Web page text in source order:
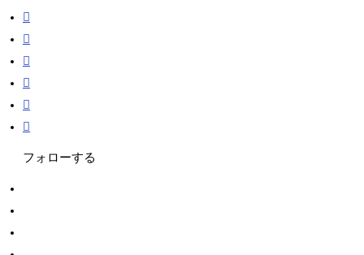
フォローする